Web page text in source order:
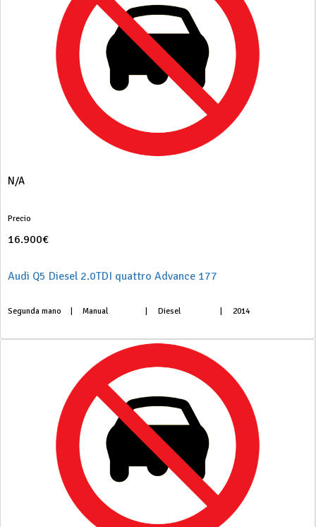
N/A
Precio
16.900€
Audi Q5 Diesel 2.0TDI quattro Advance 177
Segunda mano Manual Diesel 2014